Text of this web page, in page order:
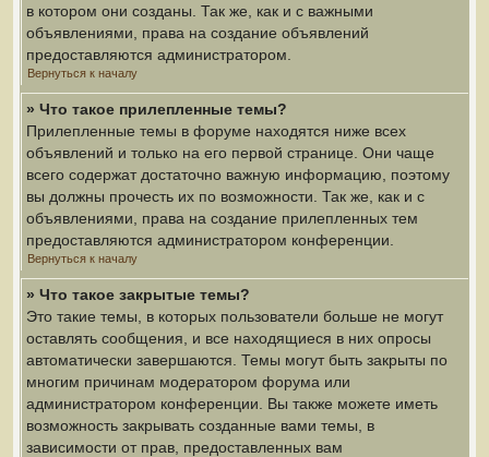
в котором они созданы. Так же, как и с важными
объявлениями, права на создание объявлений
предоставляются администратором.
Вернуться к началу
» Что такое прилепленные темы?
Прилепленные темы в форуме находятся ниже всех
объявлений и только на его первой странице. Они чаще
всего содержат достаточно важную информацию, поэтому
вы должны прочесть их по возможности. Так же, как и с
объявлениями, права на создание прилепленных тем
предоставляются администратором конференции.
Вернуться к началу
» Что такое закрытые темы?
Это такие темы, в которых пользователи больше не могут
оставлять сообщения, и все находящиеся в них опросы
автоматически завершаются. Темы могут быть закрыты по
многим причинам модератором форума или
администратором конференции. Вы также можете иметь
возможность закрывать созданные вами темы, в
зависимости от прав, предоставленных вам